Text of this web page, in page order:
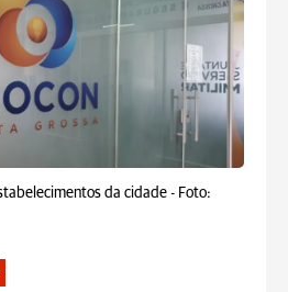
da cidade - Foto: